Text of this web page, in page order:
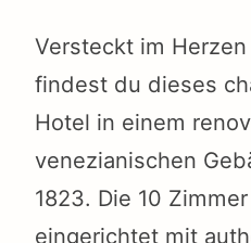
Versteckt im
findest du dieses
Hotel in einem
venezianischen
1823. Die 10
eingerichtet mit